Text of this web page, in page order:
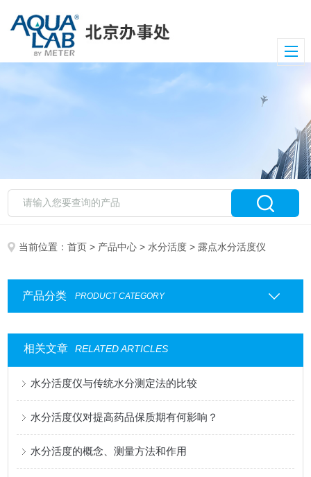
当前位置：首页 > 产品中心 > 水分活度 > 露点水分活度仪
产品分类 PRODUCT CATEGORY
相关文章 RELATED ARTICLES
水分活度仪与传统水分测定法的比较
水分活度仪对提高药品保质期有何影响？
水分活度的概念、测量方法和作用